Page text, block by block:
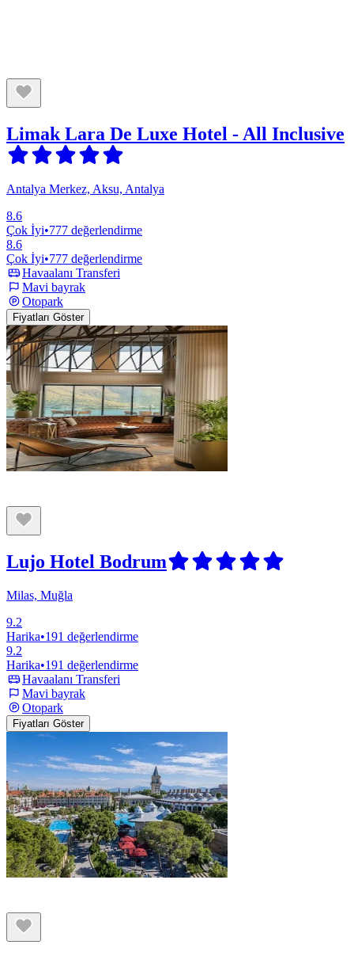
Limak Lara De Luxe Hotel - All Inclusive
Antalya Merkez, Aksu, Antalya
8.6
Çok İyi•777 değerlendirme
8.6
Çok İyi•777 değerlendirme
Havaalanı Transferi
Mavi bayrak
Otopark
Fiyatları Göster
Lujo Hotel Bodrum
Milas, Muğla
9.2
Harika•191 değerlendirme
9.2
Harika•191 değerlendirme
Havaalanı Transferi
Mavi bayrak
Otopark
Fiyatları Göster